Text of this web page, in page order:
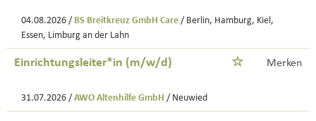
04.08.2026 / BS Breitkreuz GmbH Care / Berlin, Hamburg, Kiel,
Essen, Limburg an der Lahn
Einrichtungsleiter*in (m/w/d) Merken
31.07.2026 / AWO Altenhilfe GmbH / Neuwied